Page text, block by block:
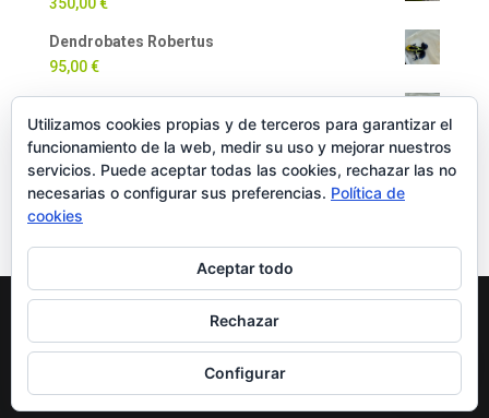
Dendrobates Robertus
95,00€
90,00€
Milpiés Gigante
35,00€
Copyright Oficial © 2022 EXOTICPANIMALS |Política
Política de Privacidad
Compra y Devoluciones
Utilizamos cookies propias y de terceros para garantizar el
funcionamiento de la web, medir su uso y mejorar nuestros
servicios. Puede aceptar todas las cookies, rechazar las no
necesarias o configurar sus preferencias. Política de
cookies
Aceptar todo
Rechazar
Configurar